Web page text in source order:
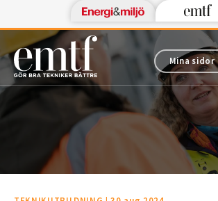
Mina sidor